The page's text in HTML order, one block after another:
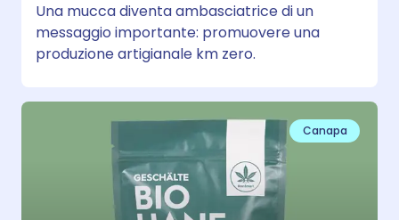
Una mucca diventa ambasciatrice di un
messaggio importante: promuovere una
produzione artigianale km zero.
Canapa